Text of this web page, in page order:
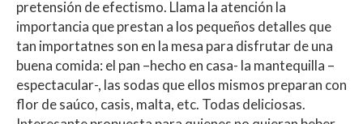
pretensión de efectismo. Llama la atención la
importancia que prestan a los pequeños detalles que
tan importatnes son en la mesa para disfrutar de una
buena comida: el pan –hecho en casa- la mantequilla –
espectacular-, las sodas que ellos mismos preparan con
flor de saúco, casis, malta, etc. Todas deliciosas.